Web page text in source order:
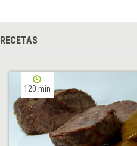
RECETAS
120 min